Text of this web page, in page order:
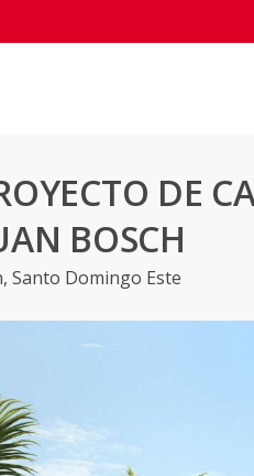
DE
BOSCH
, Santo Domingo Este